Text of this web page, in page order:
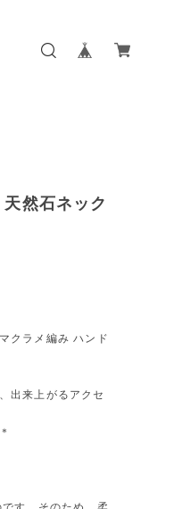
然石ネック
クラメ編み ハンド
出来上がるアクセ